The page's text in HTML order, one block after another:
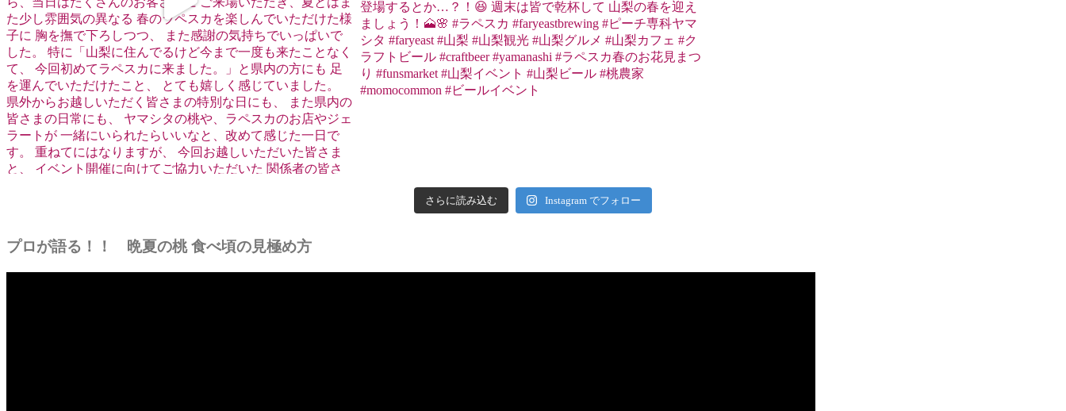
さらに読み込む Instagram でフォロー
プロが語る！！ 晩夏の桃 食べ頃の見極め方